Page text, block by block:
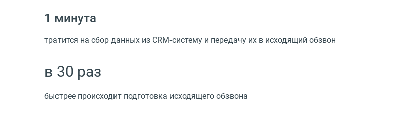
1 минута
тратится на сбор данных из CRM‑систему и передачу их в исходящий обзвон
в 30 раз
быстрее происходит подготовка исходящего обзвона